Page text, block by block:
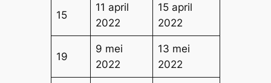
15
11 april
2022
15 april
2022
19
9 mei
2022
13 mei
2022